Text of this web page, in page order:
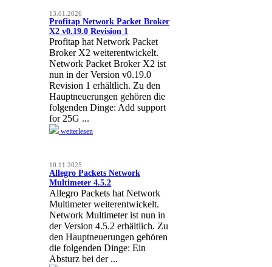
13.01.2026
Profitap Network Packet Broker
X2 v0.19.0 Revision 1
Profitap hat Network Packet
Broker X2 weiterentwickelt.
Network Packet Broker X2 ist
nun in der Version v0.19.0
Revision 1 erhältlich. Zu den
Hauptneuerungen gehören die
folgenden Dinge: Add support
for 25G ...
weiterlesen
10.11.2025
Allegro Packets Network
Multimeter 4.5.2
Allegro Packets hat Network
Multimeter weiterentwickelt.
Network Multimeter ist nun in
der Version 4.5.2 erhältlich. Zu
den Hauptneuerungen gehören
die folgenden Dinge: Ein
Absturz bei der ...